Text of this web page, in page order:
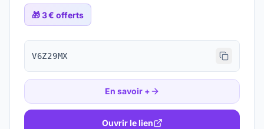
🎁3 € offerts
V6Z29MX
En savoir +
Ouvrir le lien